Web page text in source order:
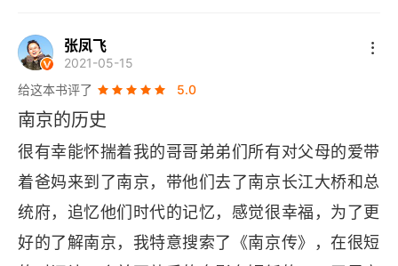
04 乌龙潭
第五章 南唐往事
01 画牛的韩滉
03 一江春水向东流
写到一次朝代更替，文中就有 “南京人民又一次迎
这千年的劫，见识了这全部的灾难，而不是一茬又
一茬的不同人群，如初始的秣陵山越人、东吴的建
业人、东晋的建邺人、南朝的建康人、隋唐的江宁
人…… 这么多循环反复的暴虐屠戮离乱要真是由同
一群人经历，那得有多坚固的神经多强硬的心肠才
抵得住呀！天若有情天亦老，生年不满百，幸矣！
张凤飞
2021-05-15
给这本书评了
5.0
南京的历史
很有幸能怀揣着我的哥哥弟弟们所有对父母的爱带
着爸妈来到了南京，带他们去了南京长江大桥和总
统府，追忆他们时代的记忆，感觉很幸福，为了更
好的了解南京，我特意搜索了《南京传》，在很短